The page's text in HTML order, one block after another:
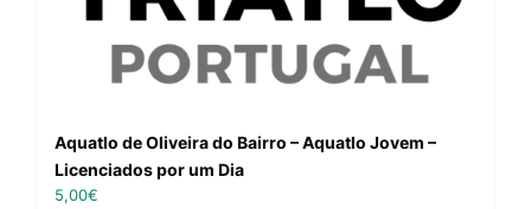
Aquatlo de Oliveira do Bairro – Aquatlo Jovem –
Licenciados por um Dia
5,00€